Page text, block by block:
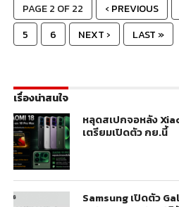
PAGE 2 OF 22 ‹ PREVIOUS
5
6 NEXT › LAST »
เรื่องน่าสนใจ
หลุดสเปกจอหลัง
เตรียมเปิดตัว กย.นี้
Samsung เปิดตัว